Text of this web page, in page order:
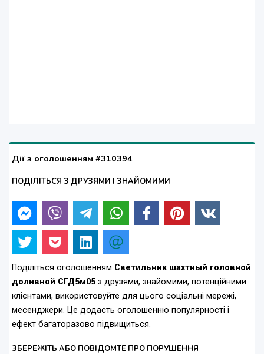
Дії з оголошенням #310394
ПОДІЛІТЬСЯ З ДРУЗЯМИ І ЗНАЙОМИМИ
Поділіться оголошенням Светильник шахтный головной
доливной СГД5м05 з друзями, знайомими, потенційними
клієнтами, використовуйте для цього соціальні мережі,
месенджери. Це додасть оголошенню популярності і
ефект багаторазово підвищиться.
ЗБЕРЕЖІТЬ АБО ПОВІДОМТЕ ПРО ПОРУШЕННЯ